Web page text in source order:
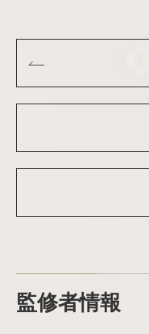
監修者情報